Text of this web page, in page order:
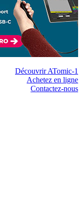
Découvrir ATomic-1
Achetez en ligne
Contactez-nous